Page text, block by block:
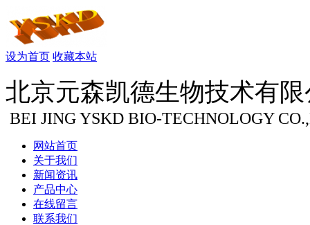
设为首页 收藏本站
北京元森凯德生物技术有
BEI JING YSKD BIO-TECHNOLOGY
网站首页
关于我们
新闻资讯
产品中心
在线留言
联系我们